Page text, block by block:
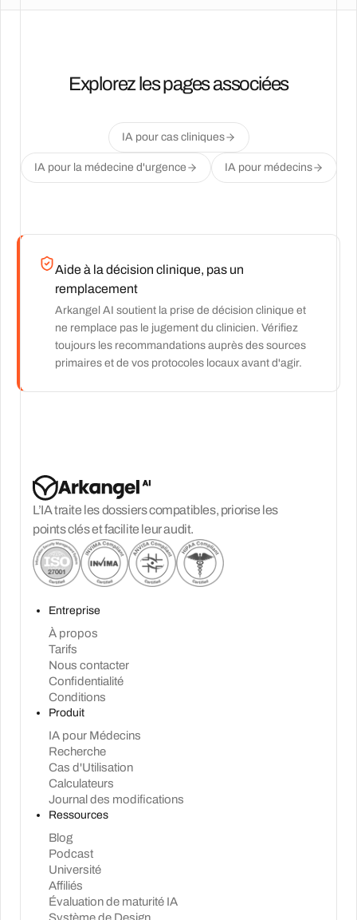
Explorez les pages associées
IA pour cas cliniques
IA pour la médecine d'urgence IA pour médecins
Aide à la décision clinique, pas un
remplacement
Arkangel AI soutient la prise de décision clinique et
ne remplace pas le jugement du clinicien. Vérifiez
toujours les recommandations auprès des sources
primaires et de vos protocoles locaux avant d'agir.
L’IA traite les dossiers compatibles, priorise les
points clés et facilite leur audit.
Entreprise
À propos
Tarifs
Nous contacter
Confidentialité
Conditions
Produit
IA pour Médecins
Recherche
Cas d'Utilisation
Calculateurs
Journal des modifications
Ressources
Blog
Podcast
Université
Affiliés
Évaluation de maturité IA